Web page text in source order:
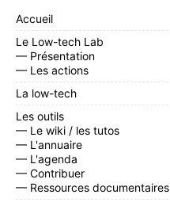
Accueil
Le Low-tech Lab
— Présentation
— Les actions
La low-tech
Les outils
— Le wiki / les tutos
— L'annuaire
— L'agenda
— Contribuer
— Ressources documentaires